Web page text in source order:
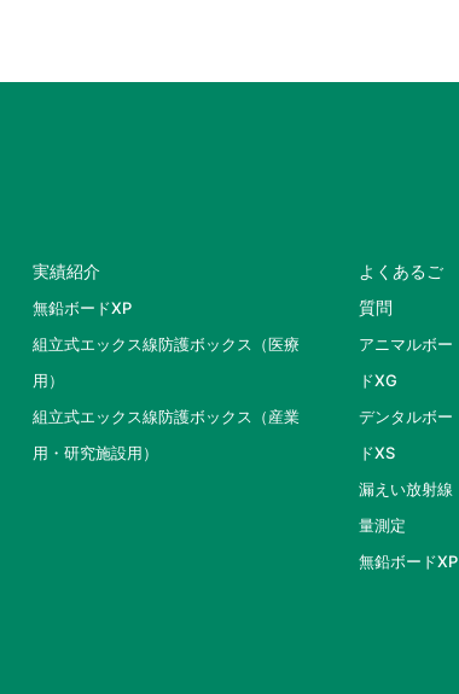
実績紹介
無鉛ボードXP
組立式エックス線防護ボックス（医療
用）
組立式エックス線防護ボックス（産業
用・研究施設用）
よくあるご
質問
アニマルボー
ドXG
デンタルボー
ドXS
漏えい放射線
量測定
無鉛ボードXP